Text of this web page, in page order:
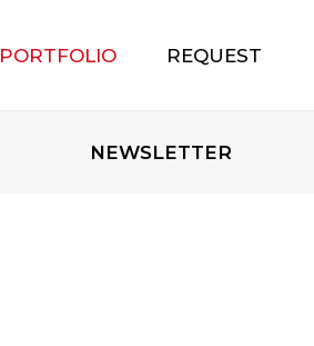
PORTFOLIO
REQUEST
NEWSLETTER